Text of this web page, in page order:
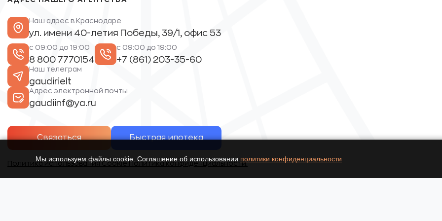
Наш адрес в Краснодаре
ул. имени 40-летия Победы, 39/1, офис 53
с 09:00 до 19:00
8 800 7770154
с 09:00 до 19:00
+7 (861) 203-35-60
Наш телеграм
gaudirielt
Адрес электронной почты
gaudiinf@ya.ru
Связаться Быстрая ипотека
Политика использования Cookie.Политика конфиденциальности.
Мы используем файлы cookie. Соглашение об использовании политики конфиденциальности